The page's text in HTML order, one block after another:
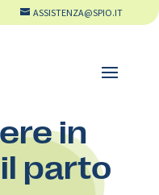
ASSISTENZA@SPIO.IT
in
parto